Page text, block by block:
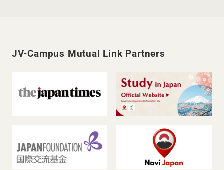
JV-Campus Mutual Link Partners